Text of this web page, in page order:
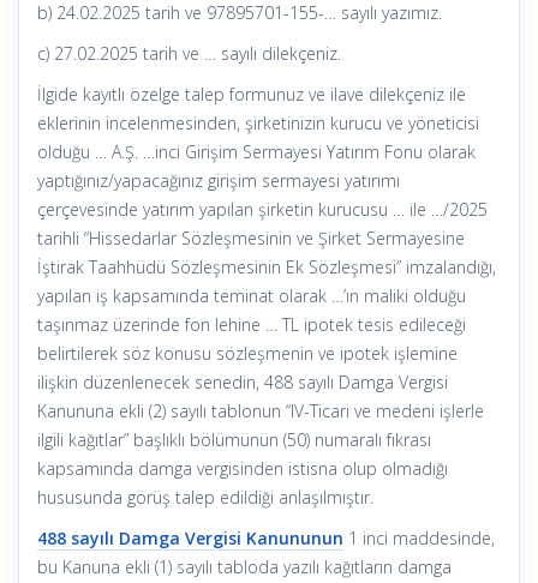
b) 24.02.2025 tarih ve 97895701-155-… sayılı yazımız.
c) 27.02.2025 tarih ve … sayılı dilekçeniz.
İlgide kayıtlı özelge talep formunuz ve ilave dilekçeniz ile
eklerinin incelenmesinden, şirketinizin kurucu ve yöneticisi
olduğu … A.Ş. …inci Girişim Sermayesi Yatırım Fonu olarak
yaptığınız/yapacağınız girişim sermayesi yatırımı
çerçevesinde yatırım yapılan şirketin kurucusu … ile …/2025
tarihli “Hissedarlar Sözleşmesinin ve Şirket Sermayesine
İştirak Taahhüdü Sözleşmesinin Ek Sözleşmesi” imzalandığı,
yapılan iş kapsamında teminat olarak …’ın maliki olduğu
taşınmaz üzerinde fon lehine … TL ipotek tesis edileceği
belirtilerek söz konusu sözleşmenin ve ipotek işlemine
ilişkin düzenlenecek senedin, 488 sayılı Damga Vergisi
Kanununa ekli (2) sayılı tablonun “IV-Ticari ve medeni işlerle
ilgili kağıtlar” başlıklı bölümünün (50) numaralı fıkrası
kapsamında damga vergisinden istisna olup olmadığı
hususunda görüş talep edildiği anlaşılmıştır.
488 sayılı Damga Vergisi Kanununun 1 inci maddesinde,
bu Kanuna ekli (1) sayılı tabloda yazılı kağıtların damga